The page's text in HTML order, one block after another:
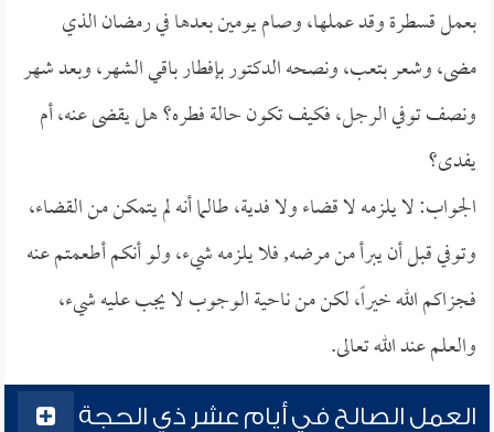
بعمل قسطرة وقد عملها، وصام يومين بعدها في رمضان الذي
مضى، وشعر بتعب، ونصحه الدكتور بإفطار باقي الشهر، وبعد شهر
ونصف توفي الرجل، فكيف تكون حالة فطره؟ هل يقضى عنه، أم
يفدى؟
الجواب: لا يلزمه لا قضاء ولا فدية، طالما أنه لم يتمكن من القضاء،
وتوفي قبل أن يبرأ من مرضه, فلا يلزمه شيء، ولو أنكم أطعمتم عنه
فجزاكم الله خيراً، لكن من ناحية الوجوب لا يجب عليه شيء،
والعلم عند الله تعالى.
العمل الصالح في أيام عشر ذي الحجة